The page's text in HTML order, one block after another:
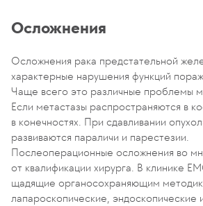
Осложнения
Осложнения рака предстательной
характерные нарушения функций
Чаще всего это различные проблемы
Если метастазы распространяются в
в конечностях. При сдавливании
развиваются параличи и парестезии.
Послеоперационные осложнения во
от квалификации хирурга. В клинике
щадящие органосохраняющим
лапароскопические, эндоскопические